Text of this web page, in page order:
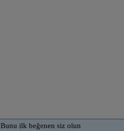
Bunu ilk beğenen siz olun